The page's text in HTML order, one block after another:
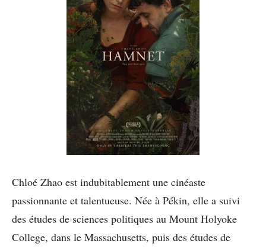
Chloé Zhao est indubitablement une cinéaste
passionnante et talentueuse. Née à Pékin, elle a suivi
des études de sciences politiques au Mount Holyoke
College, dans le Massachusetts, puis des études de